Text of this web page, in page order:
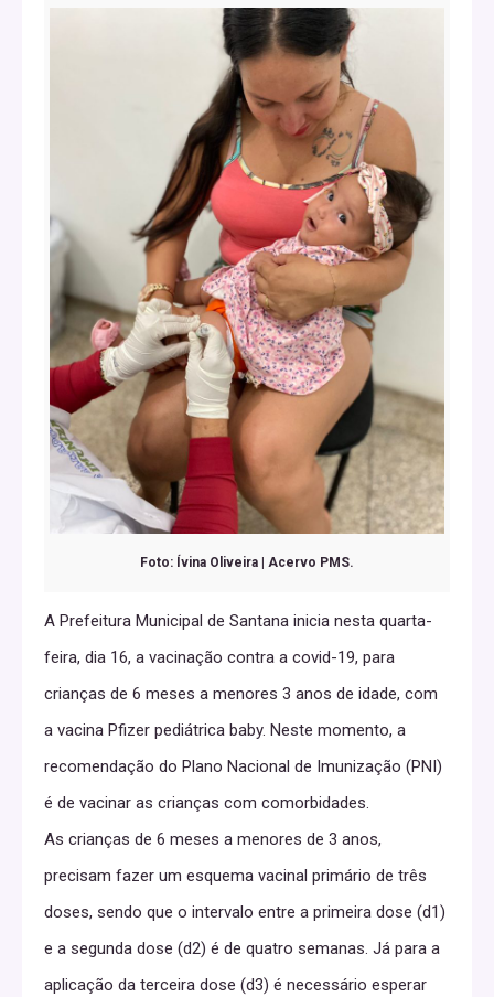
Foto: Ívina Oliveira | Acervo PMS.
A Prefeitura Municipal de Santana inicia nesta quarta-
feira, dia 16, a vacinação contra a covid-19, para
crianças de 6 meses a menores 3 anos de idade, com
a vacina Pfizer pediátrica baby. Neste momento, a
recomendação do Plano Nacional de Imunização (PNI)
é de vacinar as crianças com comorbidades.
As crianças de 6 meses a menores de 3 anos,
precisam fazer um esquema vacinal primário de três
doses, sendo que o intervalo entre a primeira dose (d1)
e a segunda dose (d2) é de quatro semanas. Já para a
aplicação da terceira dose (d3) é necessário esperar